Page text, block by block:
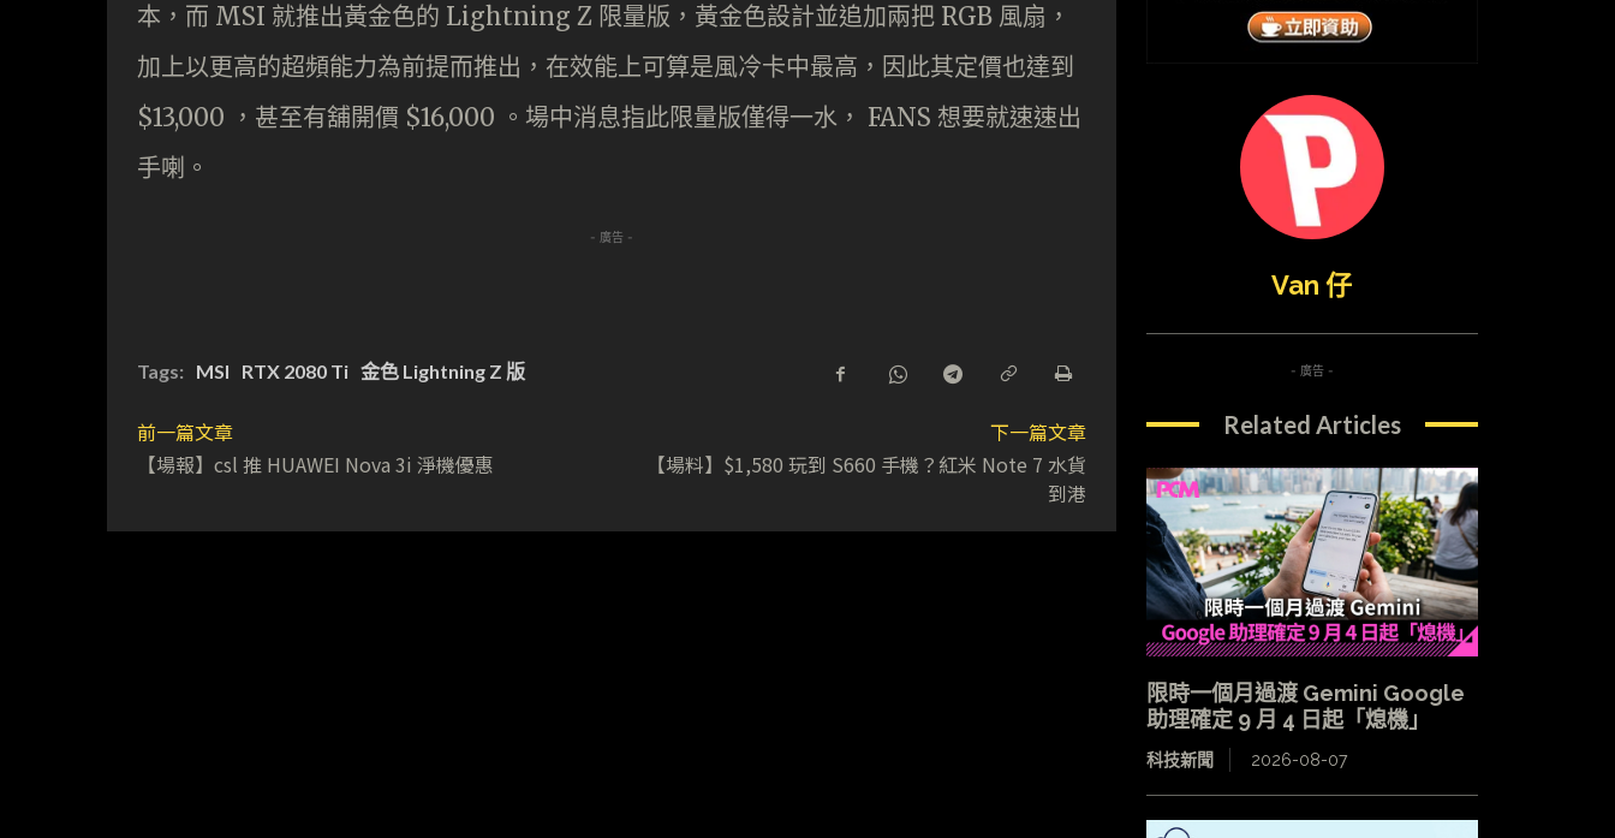
本，而 MSI 就推出黃金色的 Lightning Z 限量版，黃金色設計並追加兩把 RGB 風扇，
加上以更高的超頻能力為前提而推出，在效能上可算是風冷卡中最高，因此其定價也達到
$13,000 ，甚至有舖開價 $16,000 。場中消息指此限量版僅得一水， FANS 想要就速速出
手喇。
- 廣告 -
Tags: MSI RTX 2080 Ti 金色 Lightning Z 版
前一篇文章
【場報】csl 推 HUAWEI Nova 3i 淨機優惠
下一篇文章
【場料】$1,580 玩到 S660 手機？紅米 Note 7 水貨
到港
Van 仔
- 廣告 -
Related Articles
限時一個月過渡 Gemini Google
助理確定 9 月 4 日起「熄機」
科技新聞 2026-08-07